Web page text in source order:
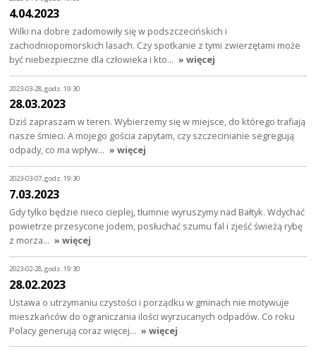
4.04.2023
Wilki na dobre zadomowiły się w podszczecińskich i
zachodniopomorskich lasach. Czy spotkanie z tymi zwierzętami może
być niebezpieczne dla człowieka i kto… » więcej
2023-03-28, godz. 19:30
28.03.2023
Dziś zapraszam w teren. Wybierzemy się w miejsce, do którego trafiają
nasze śmieci. A mojego gościa zapytam, czy szczecinianie segregują
odpady, co ma wpływ… » więcej
2023-03-07, godz. 19:30
7.03.2023
Gdy tylko będzie nieco cieplej, tłumnie wyruszymy nad Bałtyk. Wdychać
powietrze przesycone jodem, posłuchać szumu fal i zjeść świeżą rybę
z morza… » więcej
2023-02-28, godz. 19:30
28.02.2023
Ustawa o utrzymaniu czystości i porządku w gminach nie motywuje
mieszkańców do ograniczania ilości wyrzucanych odpadów. Co roku
Polacy generują coraz więcej… » więcej